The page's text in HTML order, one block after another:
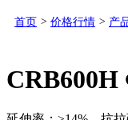
首页 > 价格行情 > 产